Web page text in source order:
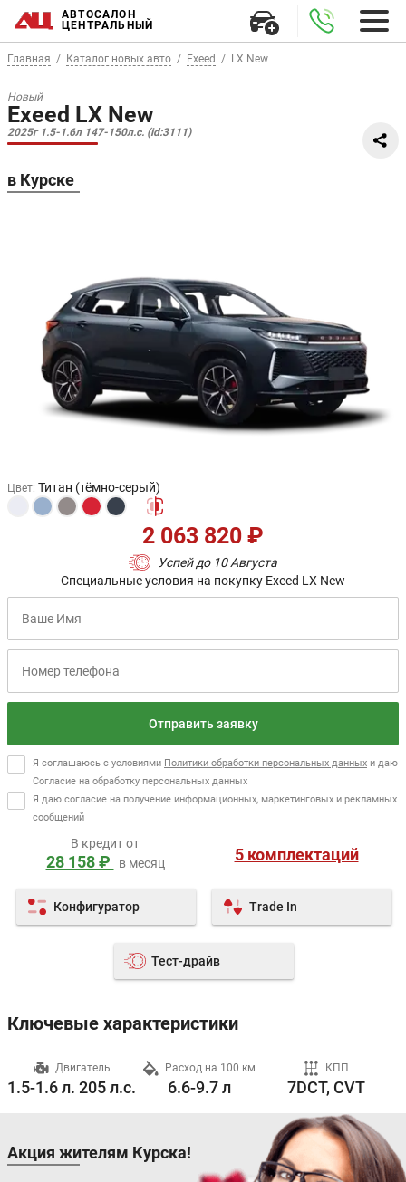
АВТОСАЛОН
ЦЕНТРАЛЬНЫЙ
Главная Каталог новых авто Exeed LX New
Новый
Exeed LX New
2025г 1.5-1.6л 147-150л.с. (id:3111)
в Курске
Цвет: Титан (тёмно-серый)
Успей до 10 Августа
2 063 820 ₽
Специальные условия на покупку Exeed LX New
Отправить заявку
Я соглашаюсь с условиями Политики обработки персональных данных и даю
Согласие на обработку персональных данных
Я даю согласие на получение информационных, маркетинговых и рекламных
сообщений
5 комплектаций
Конфигуратор Trade In
Тест-драйв
В кредит от
28 158 ₽ в месяц
Ключевые характеристики
Двигатель
1.5-1.6 л. 205 л.с.
Расход на 100 км
6.6-9.7 л
КПП
7DCT, CVT
Акция жителям Курска!